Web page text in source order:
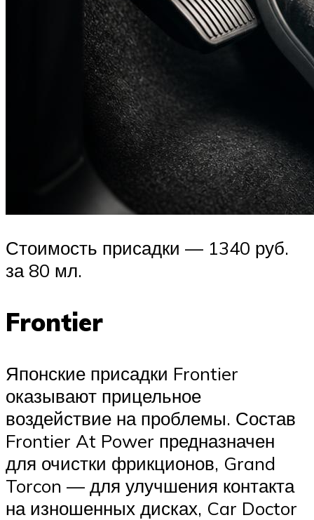
Стоимость присадки — 1340 руб.
за 80 мл.
Frontier
Японские присадки Frontier
оказывают прицельное
воздействие на проблемы. Состав
Frontier At Power предназначен
для очистки фрикционов, Grand
Torcon — для улучшения контакта
на изношенных дисках, Car Doctor